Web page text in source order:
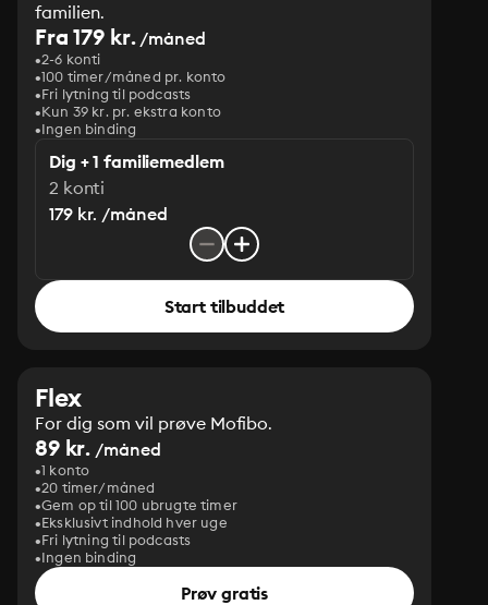
familien.
Fra 179 kr./måned
2-6 konti
100 timer/måned pr. konto
Fri lytning til podcasts
Kun 39 kr. pr. ekstra konto
Ingen binding
Dig + 1 familiemedlem
2 konti
179 kr. /måned
Start tilbuddet
Flex
For dig som vil prøve Mofibo.
89 kr. /måned
1 konto
20 timer/måned
Gem op til 100 ubrugte timer
Eksklusivt indhold hver uge
Fri lytning til podcasts
Ingen binding
Prøv gratis